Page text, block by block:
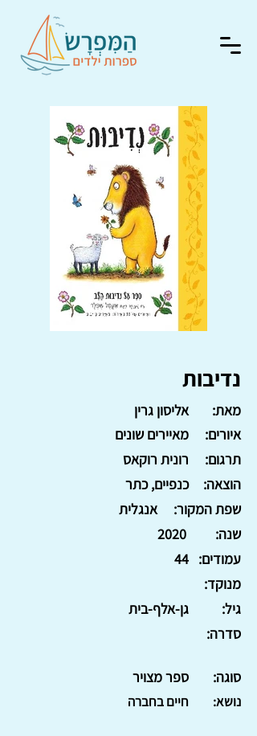
נדיבות
אליסון גרין
מאת:
מאיירים שונים
איורים:
רונית רוקאס
תרגום:
כנפיים, כתר
הוצאה:
אנגלית
שפת המקור:
2020
שנה:
44 עמודים:
מנוקד:
גן-אלף-בית
גיל:
סדרה:
ספר מצויר סוגה:
חיים בחברה נושא: